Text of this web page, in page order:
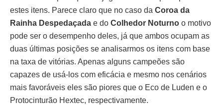
estes itens. Parece claro que no caso da Coroa da
Rainha Despedaçada e do Colhedor Noturno o motivo
pode ser o desempenho deles, já que ambos ocupam as
duas últimas posições se analisarmos os itens com base
na taxa de vitórias. Apenas alguns campeões são
capazes de usá-los com eficácia e mesmo nos cenários
mais favoráveis eles são piores que o Eco de Luden e o
Protocinturão Hextec, respectivamente.